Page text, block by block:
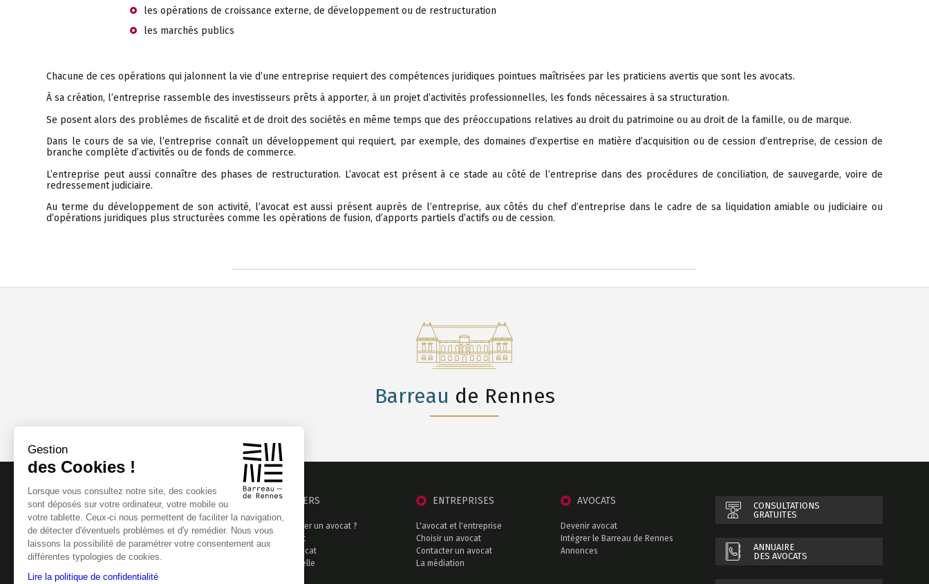
les opérations de croissance externe, de développement ou de restructuration
les marchés publics
Chacune de ces opérations qui jalonnent la vie d’une entreprise requiert des compétences juridiques pointues maîtrisées par les praticiens avertis que sont les avocats.
À sa création, l’entreprise rassemble des investisseurs prêts à apporter, à un projet d’activités professionnelles, les fonds nécessaires à sa structuration.
Se posent alors des problèmes de fiscalité et de droit des sociétés en même temps que des préoccupations relatives au droit du patrimoine ou au droit de la famille, ou de marque.
Dans le cours de sa vie, l’entreprise connaît un développement qui requiert, par exemple, des domaines d’expertise en matière d’acquisition ou de cession d’entreprise, de cession de
branche complète d’activités ou de fonds de commerce.
L’entreprise peut aussi connaître des phases de restructuration. L’avocat est présent à ce stade au côté de l’entreprise dans des procédures de conciliation, de sauvegarde, voire de
redressement judiciaire.
Au terme du développement de son activité, l’avocat est aussi présent auprès de l’entreprise, aux côtés du chef d’entreprise dans le cadre de sa liquidation amiable ou judiciaire ou
d’opérations juridiques plus structurées comme les opérations de fusion, d’apports partiels d’actifs ou de cession.
Barreau de Rennes
LE BARREAU
L'Ordre des Avocats de Rennes
Histoire du Barreau de Rennes
Le Bâtonnier et le Conseil de l'Ordre
Le mot du Bâtonnier
Contacts
PARTICULIERS
Pourquoi consulter un avocat ?
Choisir un avocat
Contacter un avocat
Aide juridictionnelle
ENTREPRISES
L'avocat et l'entreprise
Choisir un avocat
Contacter un avocat
La médiation
AVOCATS
Devenir avocat
Intégrer le Barreau de Rennes
Annonces
CONSULTATIONS
GRATUITES
ANNUAIRE
DES AVOCATS
Gestion
des Cookies !
Lorsque vous consultez notre site, des cookies
sont déposés sur votre ordinateur, votre mobile ou
votre tablette. Ceux-ci nous permettent de faciliter la navigation,
de détecter d'éventuels problèmes et d'y remédier. Nous vous
laissons la possibilité de paramétrer votre consentement aux
différentes typologies de cookies.
Lire la politique de confidentialité